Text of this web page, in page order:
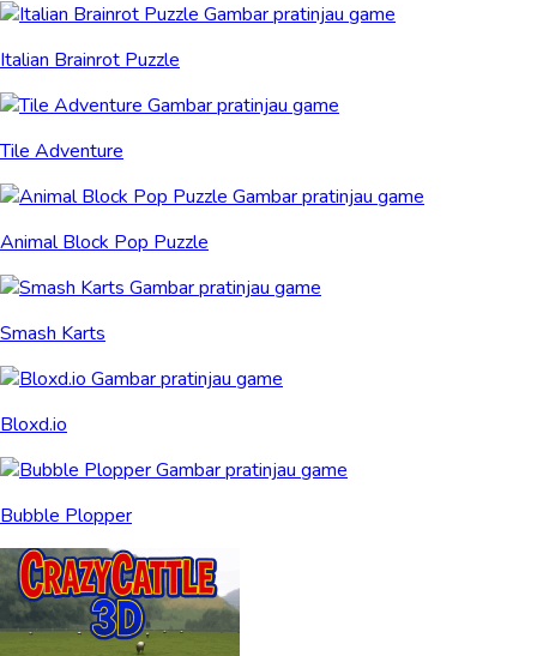
Italian Brainrot Puzzle
Tile Adventure
Animal Block Pop Puzzle
Smash Karts
Bloxd.io
Bubble Plopper